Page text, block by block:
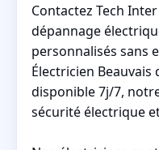
Contactez Tech
dépannage
personnalisés sans
Électricien
disponible 7j/7,
sécurité électrique